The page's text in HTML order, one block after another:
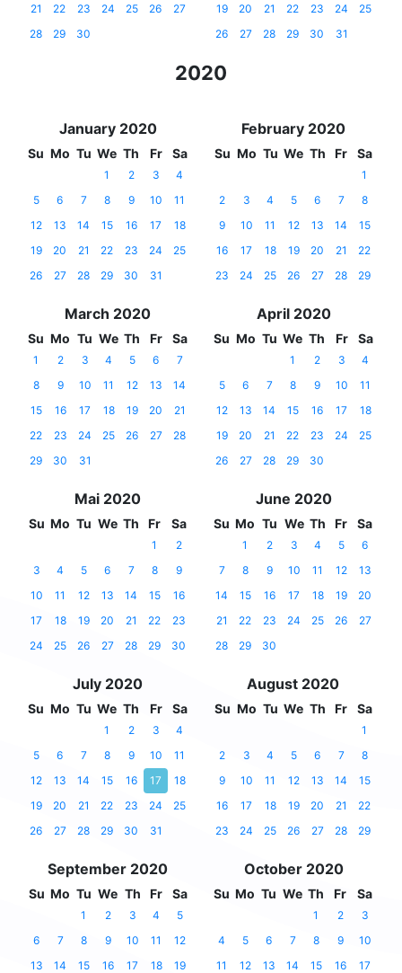
21
22 23 24 25 26
27
28
29 30
19
20 21 22 23 24
25
26
27 28 29 30 31
2020
January 2020
Su Mo Tu We Th Fr Sa
1 2 3
4
5
6 7 8 9 10
11
12
13 14 15 16 17
18
19
20 21 22 23 24
25
26
27 28 29 30 31
February 2020
Su Mo Tu We Th Fr Sa
1
2
3 4 5 6 7
8
9
10 11 12 13 14
15
16
17 18 19 20 21
22
23
24 25 26 27 28 29
March 2020
Su Mo Tu We Th Fr Sa
1 2 3 4 5 6
7
8
9 10 11 12 13
14
15
16 17 18 19 20
21
22
23 24 25 26 27
28
29
30 31
April 2020
Su Mo Tu We Th Fr Sa
1 2 3
4
5
6 7 8 9 10
11
12
13 14 15 16 17
18
19
20 21 22 23 24
25
26
27 28 29 30
Mai 2020
Su Mo Tu We Th Fr Sa
1
2
3
4 5 6 7 8
9
10
11 12 13 14 15
16
17
18 19 20 21 22
23
24
25 26 27 28 29 30
June 2020
Su Mo Tu We Th Fr Sa
1 2 3 4 5
6
7
8 9 10 11 12
13
14
15 16 17 18 19
20
21
22 23 24 25 26
27
28
29 30
July 2020
Su Mo Tu We Th Fr Sa
1 2 3
4
5
6 7 8 9 10
11
12
13 14 15 16 17
18
19
20 21 22 23 24
25
26
27 28 29 30 31
August 2020
Su Mo Tu We Th Fr Sa
1
2
3 4 5 6 7
8
9
10 11 12 13 14
15
16
17 18 19 20 21
22
23
24 25 26 27 28 29
September 2020
Su Mo Tu We Th Fr Sa
1 2 3 4
5
6
7 8 9 10 11
12
13
14 15 16 17 18
19
October 2020
Su Mo Tu We Th Fr Sa
1 2
3
4
5 6 7 8 9
10
11
12 13 14 15 16
17